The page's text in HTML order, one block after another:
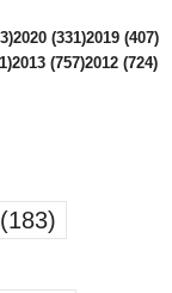
2020 (331)2019 (407)
2013 (757)2012 (724)
(183)